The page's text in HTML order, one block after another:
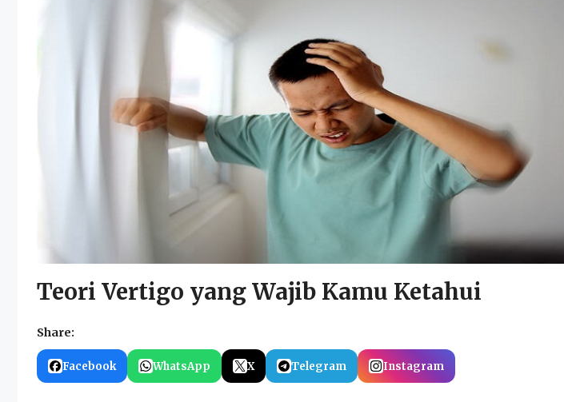
Teori Vertigo yang Wajib Kamu Ketahui
Share:
Facebook WhatsApp X Telegram Instagram